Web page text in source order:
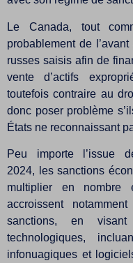
Le Canada, tout
probablement de
russes saisis afin de
vente d’actifs
toutefois contraire au
donc poser problème
États ne reconnaissant
Peu importe l’issue
2024, les sanctions
multiplier en nombre
accroissent
sanctions, en visant
technologiques,
infonuagiques et